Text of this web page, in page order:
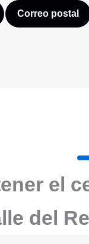
Correo postal
el
del